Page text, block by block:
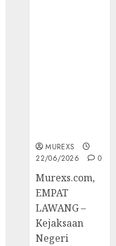
MUREXS
22/06/2026
0
‎Murexs.com,
EMPAT
LAWANG –
Kejaksaan
Negeri